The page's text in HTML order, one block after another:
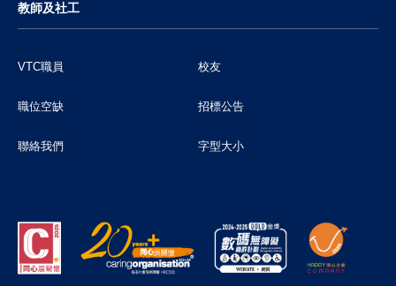
教師及社工
VTC職員 校友
職位空缺 招標公告
聯絡我們 字型大小